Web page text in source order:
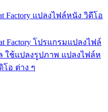
Factory แปลงไฟล์หนัง วิดีโอ
Factory โปรแกรมแปลงไฟล์
ใช้แปลงรูปภาพ แปลงไฟล์ห
โอ ต่าง ๆ